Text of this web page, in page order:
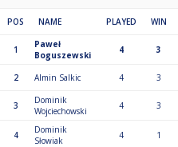
POS NAME PLAYED WIN
1
Paweł
Boguszewski
4 3
2 Almin Salkic 4 3
3
Dominik
Wojciechowski
4 3
4
Dominik
Słowiak
4 1